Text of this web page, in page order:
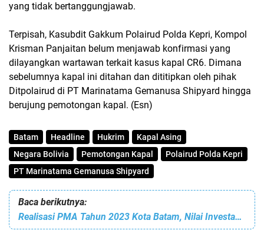
yang tidak bertanggungjawab.
Terpisah, Kasubdit Gakkum Polairud Polda Kepri, Kompol
Krisman Panjaitan belum menjawab konfirmasi yang
dilayangkan wartawan terkait kasus kapal CR6. Dimana
sebelumnya kapal ini ditahan dan dititipkan oleh pihak
Ditpolairud di PT Marinatama Gemanusa Shipyard hingga
berujung pemotongan kapal. (Esn)
Batam Headline Hukrim
Kapal Asing
Negara Bolivia
Pemotongan Kapal
Polairud Polda Kepri
PT Marinatama Gemanusa Shipyard
Baca berikutnya:
Realisasi PMA Tahun 2023 Kota Batam, Nilai Investasi Empat Negara di Asia Meningkat